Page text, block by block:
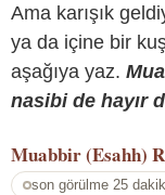
Ama karışık
ya da içine bir
aşağıya yaz.
nasibi de hayır
Muabbir (Esahh)
son görülme 25